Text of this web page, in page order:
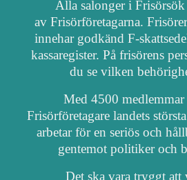
Alla salonger i
av Frisörföretagarna.
innehar godkänd F-
kassaregister. På frisörens
du se vilken
Med 4500 medlemmar
Frisörföretagare landets
arbetar för en seriös och
gentemot politiker och
Det ska vara tryggt att